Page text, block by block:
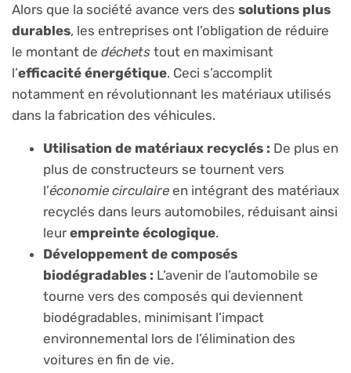
Alors que la société avance vers des solutions plus
durables, les entreprises ont l’obligation de réduire
le montant de déchets tout en maximisant
l’efficacité énergétique. Ceci s’accomplit
notamment en révolutionnant les matériaux utilisés
dans la fabrication des véhicules.
Utilisation de matériaux recyclés : De plus en
plus de constructeurs se tournent vers
l’économie circulaire en intégrant des matériaux
recyclés dans leurs automobiles, réduisant ainsi
leurempreinte écologique.
Développement de composés
biodégradables : L’avenir de l’automobile se
tourne vers des composés qui deviennent
biodégradables, minimisant l’impact
environnemental lors de l’élimination des
voitures en fin de vie.